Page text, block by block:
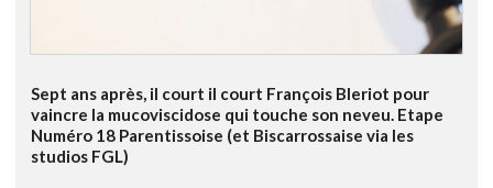
Sept ans après, il court il court François Bleriot pour
vaincre la mucoviscidose qui touche son neveu. Etape
Numéro 18 Parentissoise (et Biscarrossaise via les
studios FGL)